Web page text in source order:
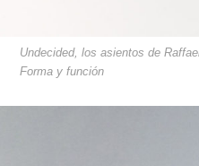
Undecided, los asientos de
Forma y función